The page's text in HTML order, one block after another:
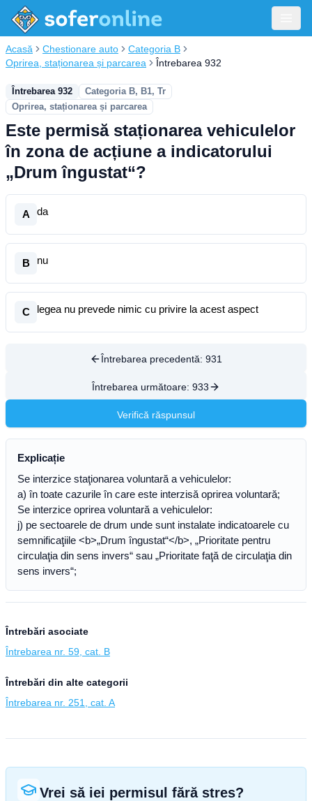
Acasă Chestionare auto
Categoria B
Oprirea, staționarea și parcarea
Întrebarea 932
Întrebarea 932
Categoria B, B1, Tr
Oprirea, staționarea și parcarea
Este permisă staționarea vehiculelor
în zona de acțiune a indicatorului
„Drum îngustat“?
A da
B nu
C legea nu prevede nimic cu privire la acest aspect
Întrebarea precedentă: 931
Întrebarea următoare: 933
Verifică răspunsul
Explicație
Se interzice staţionarea voluntară a vehiculelor:
a) în toate cazurile în care este interzisă oprirea voluntară;
Se interzice oprirea voluntară a vehiculelor:
j) pe sectoarele de drum unde sunt instalate indicatoarele cu
semnificaţiile <b>„Drum îngustat“</b>, „Prioritate pentru
circulaţia din sens invers“ sau „Prioritate faţă de circulaţia din
sens invers“;
Întrebări asociate
Întrebarea nr. 59, cat. B
Întrebări din alte categorii
Întrebarea nr. 251, cat. A
Vrei să iei permisul fără stres?